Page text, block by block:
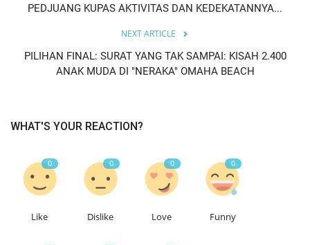
PEDJUANG KUPAS AKTIVITAS DAN KEDEKATANNYA...
NEXT ARTICLE
PILIHAN FINAL: SURAT YANG TAK SAMPAI: KISAH 2.400
ANAK MUDA DI "NERAKA" OMAHA BEACH
WHAT'S YOUR REACTION?
0
Like
0
Dislike
0
Love
0
Funny